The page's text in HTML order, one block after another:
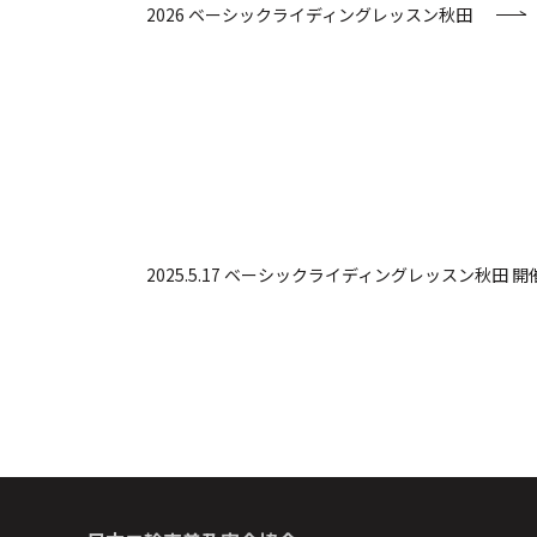
2026 ベーシックライディングレッスン秋田
2025.5.17 ベーシックライディングレッスン秋田 開